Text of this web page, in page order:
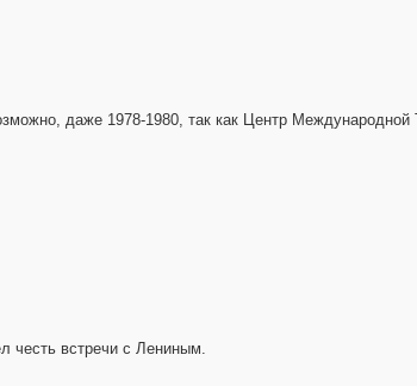
даже 1978-1980, так как Центр Международной
честь встречи с Лениным.